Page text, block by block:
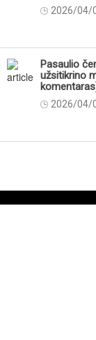
2026/04/
Pasaulio
užsitikrino
2026/04/